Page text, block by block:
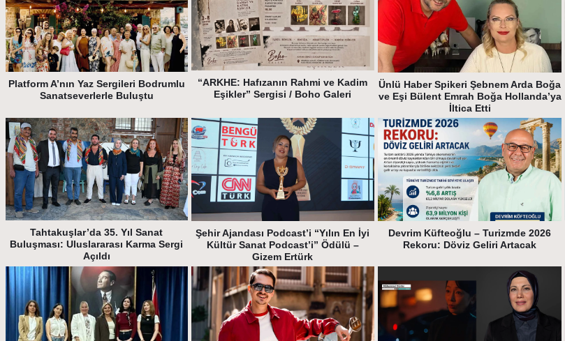
Platform A’nın Yaz Sergileri Bodrumlu
Sanatseverlerle Buluştu
“ARKHE: Hafızanın Rahmi ve Kadim
Eşikler” Sergisi / Boho Galeri
Ünlü Haber Spikeri Şebnem Arda Boğa
ve Eşi Bülent Emrah Boğa Hollanda’ya
İltica Etti
Tahtakuşlar’da 35. Yıl Sanat
Buluşması: Uluslararası Karma Sergi
Açıldı
Şehir Ajandası Podcast’i “Yılın En İyi
Kültür Sanat Podcast’i” Ödülü –
Gizem Ertürk
Devrim Küfteoğlu – Turizmde 2026
Rekoru: Döviz Geliri Artacak